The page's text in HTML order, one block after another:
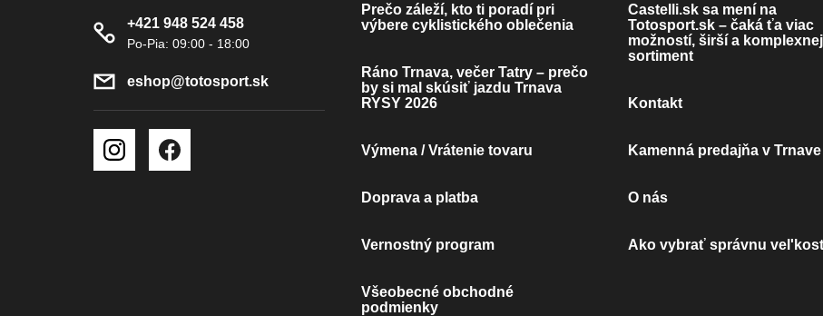
eshop@totosport.sk
+421 948 524 458
Prečo záleží, kto ti poradí pri
výbere cyklistického oblečenia
Ráno Trnava, večer Tatry – prečo
by si mal skúsiť jazdu Trnava
RYSY 2026
Výmena / Vrátenie tovaru
Doprava a platba
Vernostný program
Všeobecné obchodné
podmienky
Castelli.sk sa mení na
Totosport.sk – čaká ťa viac
možností, širší a
sortiment
Kontakt
Kamenná predajňa v Trnave
O nás
Ako vybrať správnu